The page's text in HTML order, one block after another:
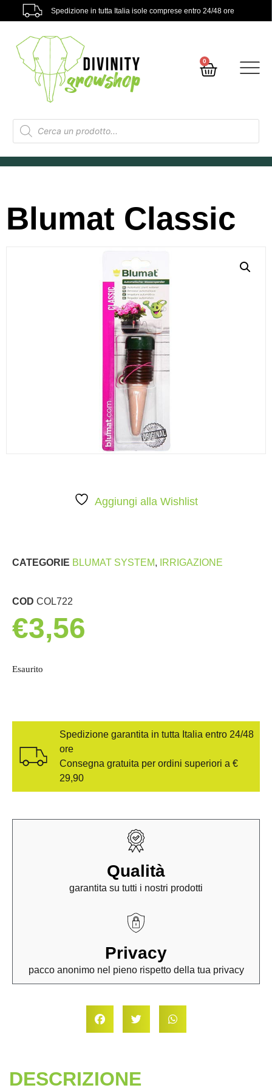
Spedizione in tutta Italia isole comprese entro 24/48 ore
0
Blumat Classic
Aggiungi alla Wishlist
CATEGORIE BLUMAT SYSTEM, IRRIGAZIONE
COD COL722
€3,56
Esaurito
Spedizione garantita in tutta Italia entro 24/48
ore
Consegna gratuita per ordini superiori a €
29,90
Qualità
garantita su tutti i nostri prodotti
Privacy
pacco anonimo nel pieno rispetto della tua privacy
DESCRIZIONE